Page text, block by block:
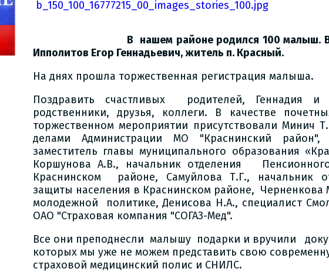
В нашем районе родился 100 малыш.
Ипполитов Егор Геннадьевич, житель п. Красный.
На днях прошла торжественная регистрация малыша.
Поздравить счастливых родителей, Геннадия
родственники, друзья, коллеги. В качестве
торжественном мероприятии присутствовали
делами Администрации МО "Краснинский район",
заместитель главы муниципального образования
Коршунова А.В., начальник отделения
Краснинском районе, Самуйлова Т.Г., начальник
защиты населения в Краснинском районе, Черненкова
молодежной политике, Денисова Н.А., специалист
ОАО "Страховая компания "СОГАЗ-Мед".
Все они преподнесли малышу подарки и вручили
которых мы уже не можем представить свою
страховой медицинский полис и СНИЛС.